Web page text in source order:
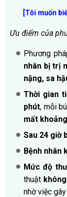
[Tôi muốn
Ưu điểm của
Phương
nhân bị trị
nặng, sa
Thời gian
phút, mỗi
mất
Sau 24 giờ
Bệnh nhân
Mức độ
thuật
nhờ việc